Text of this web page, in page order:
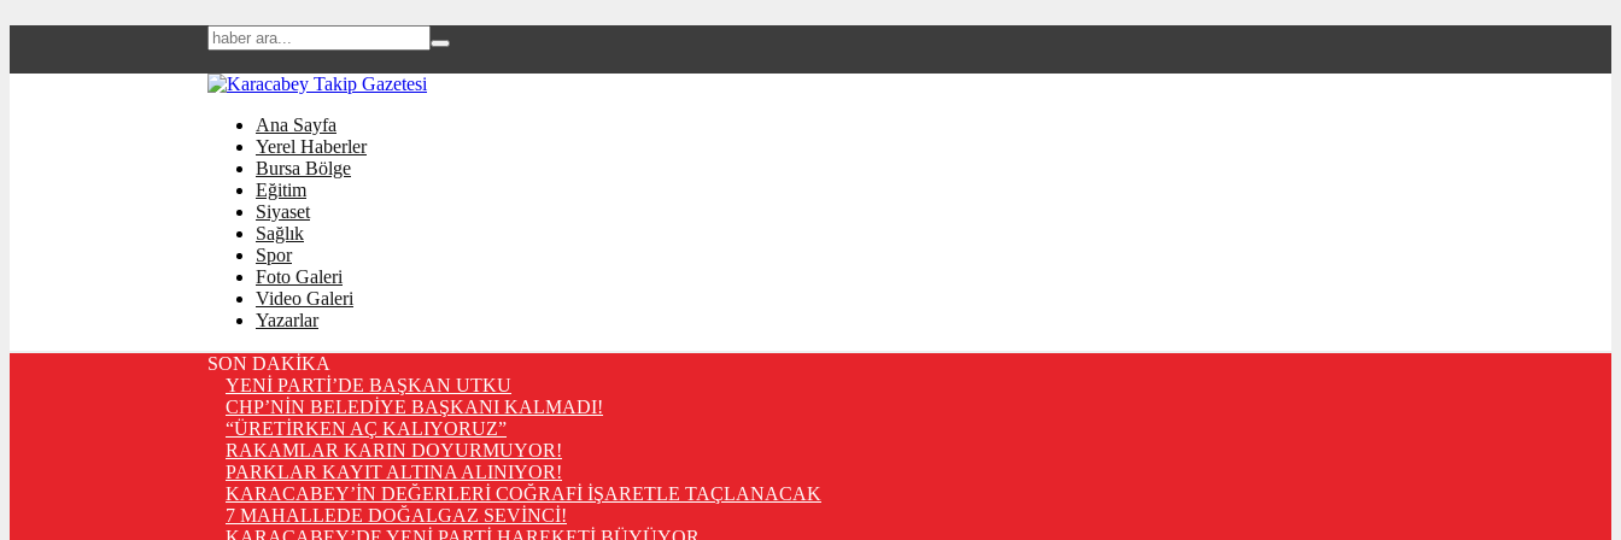
Ana Sayfa
Yerel Haberler
Bursa Bölge
Eğitim
Siyaset
Sağlık
Spor
Foto Galeri
Video Galeri
Yazarlar
SON DAKİKA
YENİ PARTİ’DE BAŞKAN UTKU
CHP’NİN BELEDİYE BAŞKANI KALMADI!
“ÜRETİRKEN AÇ KALIYORUZ”
RAKAMLAR KARIN DOYURMUYOR!
PARKLAR KAYIT ALTINA ALINIYOR!
KARACABEY’İN DEĞERLERİ COĞRAFİ İŞARETLE TAÇLANACAK
7 MAHALLEDE DOĞALGAZ SEVİNCİ!